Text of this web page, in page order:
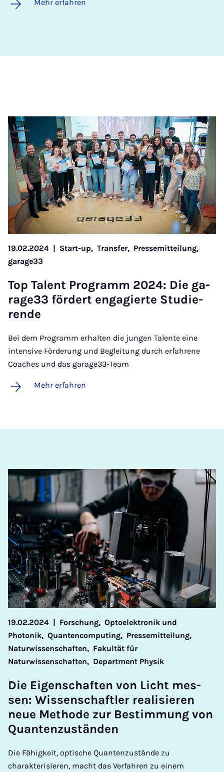
Mehr erfahren
19.02.2024 | Start-up, Transfer, Pressemitteilung,
garage33
Top Ta­lent Pro­gramm 2024: Die ga­
ra­ge33 för­dert en­ga­gier­te Stu­die­
ren­de
Bei dem Programm erhalten die jungen Talente eine
intensive Förderung und Begleitung durch erfahrene
Coaches und das garage33-Team
Mehr erfahren
19.02.2024 Forschung, Optoelektronik und
Photonik, Quantencomputing, Pressemitteilung,
Naturwissenschaften, Fakultät für
Naturwissenschaften, Department Physik
Die Ei­gen­schaf­ten von Licht mes­
sen: Wis­sen­schaft­ler re­a­li­sie­ren
neue Me­tho­de zur Be­stim­mung von
Quan­ten­zu­stän­den
Die Fähigkeit, optische Quantenzustände zu
charakterisieren, macht das Verfahren zu einem